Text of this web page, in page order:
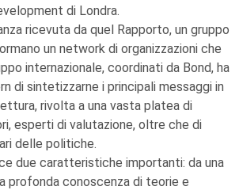
di Londra.
ricevuta da quel Rapporto, un gruppo
un network di organizzazioni che
internazionale, coordinati da Bond, ha
di sintetizzarne i principali messaggi in
rivolta a una vasta platea di
esperti di valutazione, oltre che di
delle politiche.
due caratteristiche importanti: da una
profonda conoscenza di teorie e